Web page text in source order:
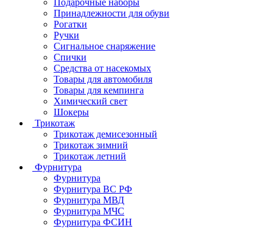
Подарочные наборы
Принадлежности для обуви
Рогатки
Ручки
Сигнальное снаряжение
Спички
Средства от насекомых
Товары для автомобиля
Товары для кемпинга
Химический свет
Шокеры
Трикотаж
Трикотаж демисезонный
Трикотаж зимний
Трикотаж летний
Фурнитура
Фурнитура
Фурнитура ВС РФ
Фурнитура МВД
Фурнитура МЧС
Фурнитура ФСИН